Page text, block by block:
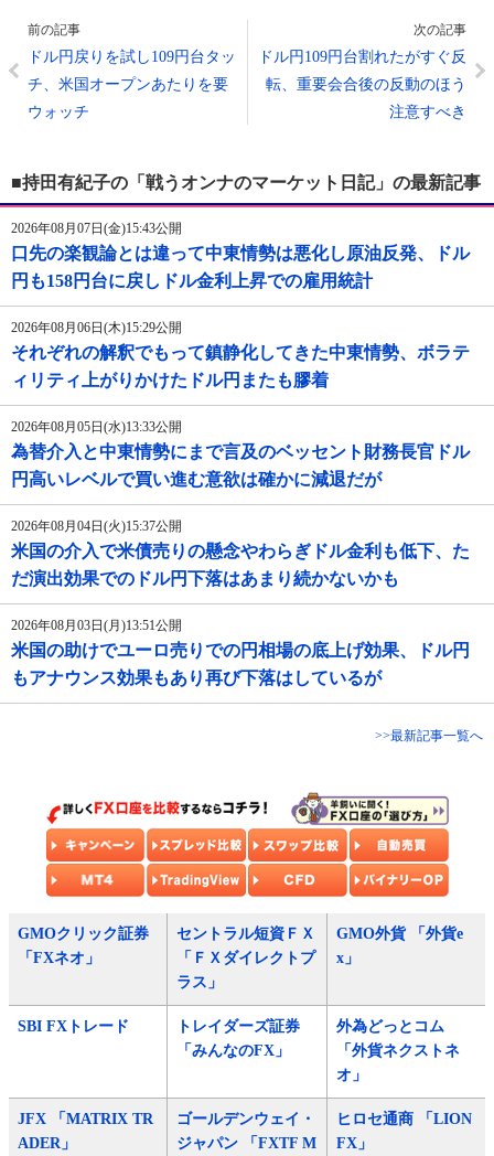
前の記事
ドル円戻りを試し109円台タッ
チ、米国オープンあたりを要
ウォッチ
次の記事
ドル円109円台割れたがすぐ反
転、重要会合後の反動のほう
注意すべき
■持田有紀子の「戦うオンナのマーケット日記」の最新記事
2026年08月07日(金)15:43公開
口先の楽観論とは違って中東情勢は悪化し原油反発、ドル
円も158円台に戻しドル金利上昇での雇用統計
2026年08月06日(木)15:29公開
それぞれの解釈でもって鎮静化してきた中東情勢、ボラテ
ィリティ上がりかけたドル円またも膠着
2026年08月05日(水)13:33公開
為替介入と中東情勢にまで言及のベッセント財務長官ドル
円高いレベルで買い進む意欲は確かに減退だが
2026年08月04日(火)15:37公開
米国の介入で米債売りの懸念やわらぎドル金利も低下、た
だ演出効果でのドル円下落はあまり続かないかも
2026年08月03日(月)13:51公開
米国の助けでユーロ売りでの円相場の底上げ効果、ドル円
もアナウンス効果もあり再び下落はしているが
>>最新記事一覧へ
GMOクリック証券
「FXネオ」
セントラル短資ＦＸ
「ＦＸダイレクトプ
ラス」
GMO外貨 「外貨e
x」
SBI FXトレード
トレイダーズ証券
「みんなのFX」
外為どっとコム
「外貨ネクストネ
オ」
JFX 「MATRIX TR
ADER」
ゴールデンウェイ・
ジャパン 「FXTF M
ヒロセ通商 「LION
FX」